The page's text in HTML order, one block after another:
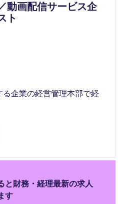
動画配信サービス企
ト
企業の経営管理本部で経
、経営陣へのレポーティ
るポジション
と財務・経理最新の求人
す